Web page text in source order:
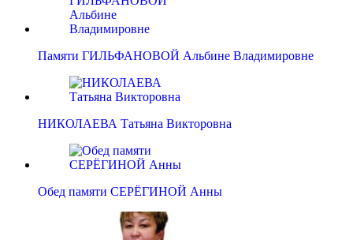
Памяти ГИЛЬФАНОВОЙ Альбине Владимировне
НИКОЛАЕВА Татьяна Викторовна
Обед памяти СЕРЁГИНОЙ Анны